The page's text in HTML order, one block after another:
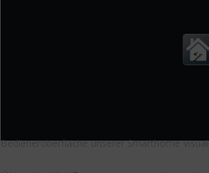
Bedieneroberfläche unserer Smarthome